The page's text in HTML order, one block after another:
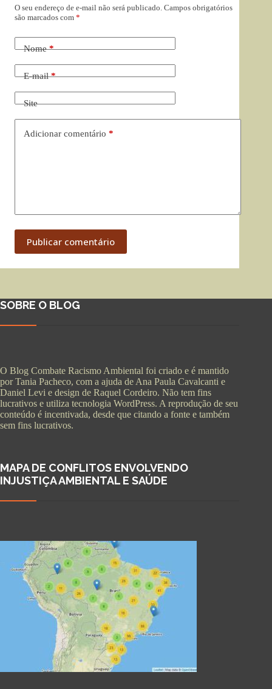
O seu endereço de e-mail não será publicado. Campos obrigatórios
são marcados com *
Nome*
E-mail*
Site
Adicionar comentário *
Publicar comentário
SOBRE O BLOG
O Blog Combate Racismo Ambiental foi criado e é mantido
por Tania Pacheco, com a ajuda de Ana Paula Cavalcanti e
Daniel Levi e design de Raquel Cordeiro. Não tem fins
lucrativos e utiliza tecnologia WordPress. A reprodução de seu
conteúdo é incentivada, desde que citando a fonte e também
sem fins lucrativos.
MAPA DE CONFLITOS ENVOLVENDO
INJUSTIÇA AMBIENTAL E SAÚDE